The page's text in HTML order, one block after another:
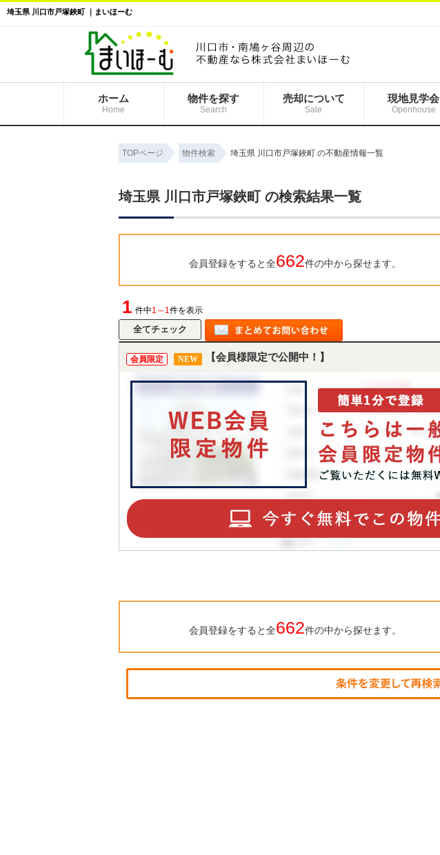
埼玉県 川口市戸塚鋏町 ｜まいほーむ
ホーム
Home
物件を探す
Search
売却について
Sale
現地見学会
Openhouse
TOPページ 物件検索 埼玉県 川口市戸塚鋏町 の不動産情報一覧
埼玉県 川口市戸塚鋏町 の検索結果一覧
会員登録をすると全662件の中から探せます。
1 件中1～1件を表示
会員限定 NEW 【会員様限定で公開中！】
会員登録をすると全662件の中から探せます。